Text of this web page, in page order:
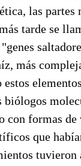
las partes
tarde se
más
biólogos
con formas
que
tuvieron